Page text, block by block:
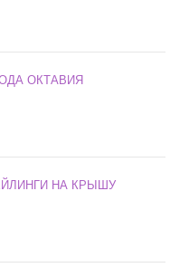
ОКТАВИЯ
НА КРЫШУ